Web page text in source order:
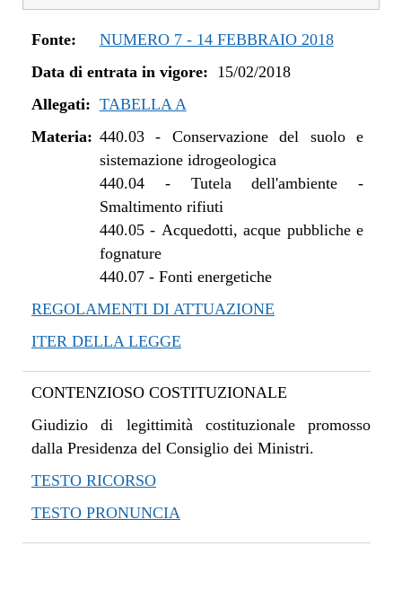
Fonte:
NUMERO 7 - 14 FEBBRAIO 2018
Data di entrata in vigore: 15/02/2018
Allegati: TABELLA A
Materia: 440.03- Conservazione del suolo e
sistemazione idrogeologica
440.04- Tutela dell'ambiente -
Smaltimento rifiuti
440.05- Acquedotti, acque pubbliche e
fognature
440.07- Fonti energetiche
REGOLAMENTI DI ATTUAZIONE
ITER DELLA LEGGE
CONTENZIOSO COSTITUZIONALE
Giudizio di legittimità costituzionale promosso
dalla Presidenza del Consiglio dei Ministri.
TESTO RICORSO
TESTO PRONUNCIA